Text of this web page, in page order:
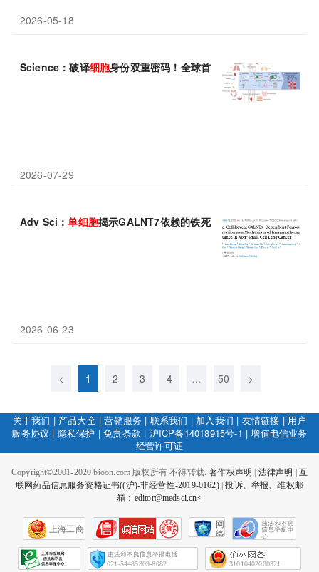
2026-05-18
Science：破译细胞身份双重密码！全球首套人体单细胞
2026-07-29
Adv Sci：单细胞揭示GALNT7依赖的铁死亡抑制作为非小细胞
2026-06-23
< 1 2 3 4 ... 50 >
关于我们 | 产品大全|营销服务 | 联系我们 | 加入我们 | 友情链接 | 用户
服务协议 | 隐私保护 |免责条款 | 沪ICP备14018915号-1 |增值电信业务
经营许可证
Copyright©2001-2020 bioon.com 版权所有 不得转载.著作权声明 法律声明
互
联网药品信息服务资格证书((沪)-非经营性-2019-0162)|投诉、举报、维权邮
箱：editor@medsci.cn<
上海工商
网
络
会
征
021-54485309-8082 31010402000321